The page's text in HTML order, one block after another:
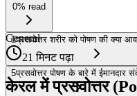
0% read
1प्रसवोत्तर शरीर को पोषण की क्या
5प्रसवोत्तर पोषण के बारे में ईमानदार
General
21 मिनट पढ़ा
केरल में प्रसवोत्तर